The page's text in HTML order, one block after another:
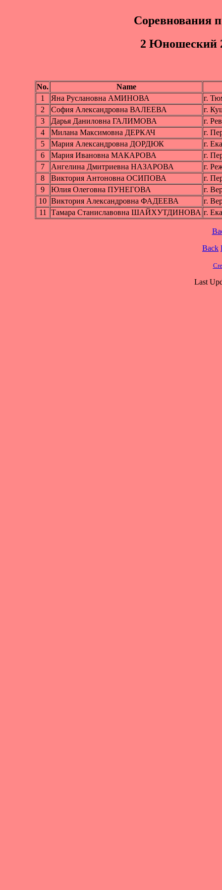
Соревнования
2 Юнoшеcкий
No.
Name
1
Яна Руслановна АМИНОВА
г.
2
София Александровна ВАЛЕЕВА
г.
3
Дарья Даниловна ГАЛИМОВА
г.
4
Милана Максимовна ДЕРКАЧ
г.
5
Мария Александровна ДОРДЮК
г.
6
Мария Ивановна МАКАРОВА
г.
7
Ангелина Дмитриевна НАЗАРОВА
г.
8
Виктория Антоновна ОСИПОВА
г.
9
Юлия Олеговна ПУНЕГОВА
г.
10 Виктория Александровна ФАДЕЕВА
г.
11 Тамара Станиславовна ШАЙХУТДИНОВА г.
Back
Last